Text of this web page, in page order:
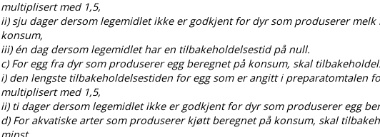
multiplisert med 1,5,
ii) sju dager dersom legemidlet ikke er godkjent for dyr som produserer melk
konsum,
iii) én dag dersom legemidlet har en tilbakeholdelsestid på null.
c) For egg fra dyr som produserer egg beregnet på konsum, skal
i) den lengste tilbakeholdelsestiden for egg som er angitt i preparatomtalen
multiplisert med 1,5,
ii) ti dager dersom legemidlet ikke er godkjent for dyr som produserer egg
d) For akvatiske arter som produserer kjøtt beregnet på konsum, skal
minst